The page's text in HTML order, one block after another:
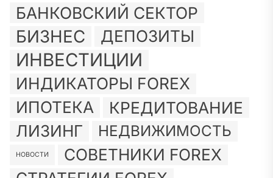
БАНКОВСКИЙ СЕКТОР
БИЗНЕС ДЕПОЗИТЫ
ИНВЕСТИЦИИ
ИНДИКАТОРЫ FOREX
ИПОТЕКА
КРЕДИТОВАНИЕ
ЛИЗИНГ НЕДВИЖИМОСТЬ
НОВОСТИ
СОВЕТНИКИ FOREX